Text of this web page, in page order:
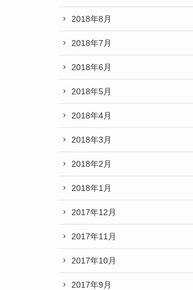
2018年8月
2018年7月
2018年6月
2018年5月
2018年4月
2018年3月
2018年2月
2018年1月
2017年12月
2017年11月
2017年10月
2017年9月